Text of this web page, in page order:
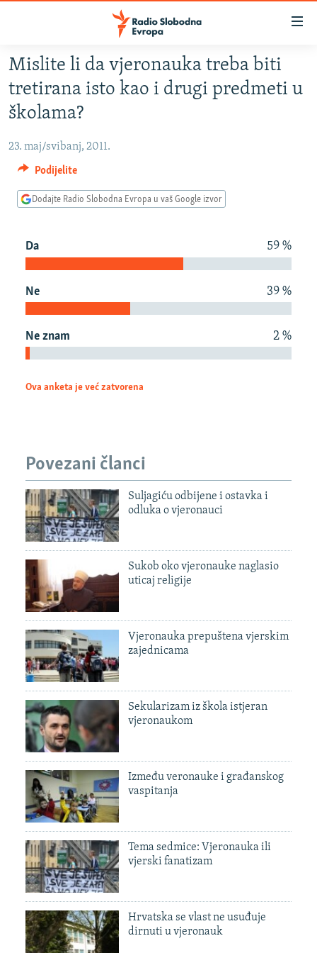
Pređite
na
glavni
sadržaj
na
glavnu
Pređite
BOSNA I HERCEGOVINA
KOSOVO
CRNA GORA
VIZUELNO
RAT U UKRAJINI
RSE PRIČE IZ SVIJETA
ISPRIČAJ MI
DNEVNO@RSE
SPECIJALI RSE
POPLAVE I KLIZIŠTA U BIH 2024.
TV LIBERTY
POST SCRIPTUM
MOJA EVROPA
TRI DECENIJE OD RATA U BIH
SVE KARTE DEJTONA
NASTANAK I RASPAD JUGOSLAVIJE
Sve RFE/RL stranice
Mislite li da vjeronauka treba biti
tretirana isto kao i drugi predmeti u
školama?
23. maj/svibanj, 2011.
Podijelite
Dodajte Radio Slobodna Evropa u vaš Google izvor
Da 59 %
Ne 39 %
Ne znam 2 %
Ova anketa je već zatvorena
Povezani članci
Suljagiću odbijene i ostavka i
odluka o vjeronauci
Sukob oko vjeronauke naglasio
uticaj religije
Vjeronauka prepuštena vjerskim
zajednicama
Sekularizam iz škola istjeran
vjeronaukom
Između veronauke i građanskog
vaspitanja
Tema sedmice: Vjeronauka ili
vjerski fanatizam
Hrvatska se vlast ne usuđuje
dirnuti u vjeronauk